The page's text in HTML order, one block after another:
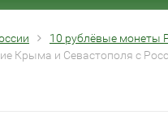
10 рублёвые монеты
Крыма и Севастополя с